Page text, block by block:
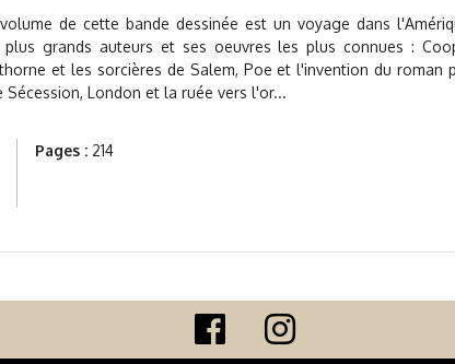
de cette bande dessinée est un voyage dans
plus grands auteurs et ses oeuvres les plus connues :
et les sorcières de Salem, Poe et l'invention du roman
Sécession, London et la ruée vers l'or...
Pages : 214